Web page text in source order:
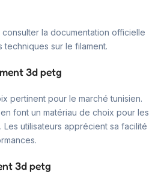
la documentation officielle
techniques sur le filament.
3d petg
pertinent pour le marché tunisien.
font un matériau de choix pour les
Les utilisateurs apprécient sa facilité
3d petg